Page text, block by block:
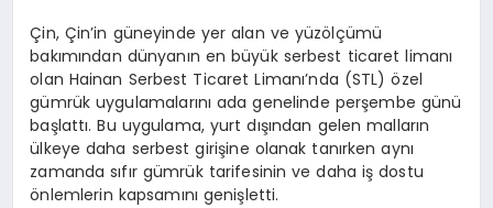
Çin, Çin’in güneyinde yer alan ve yüzölçümü
bakımından dünyanın en büyük serbest ticaret limanı
olan Hainan Serbest Ticaret Limanı’nda (STL) özel
gümrük uygulamalarını ada genelinde perşembe günü
başlattı. Bu uygulama, yurt dışından gelen malların
ülkeye daha serbest girişine olanak tanırken aynı
zamanda sıfır gümrük tarifesinin ve daha iş dostu
önlemlerin kapsamını genişletti.